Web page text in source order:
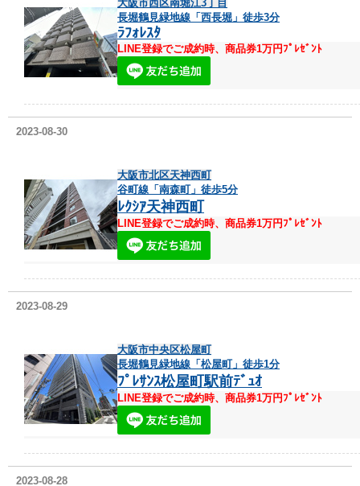
大阪市西区南堀江3丁目
長堀鶴見緑地線「西長堀」徒歩3分
ﾗﾌｫﾚｽﾀ
LINE登録でご成約時、商品券1万円ﾌﾟﾚｾﾞﾝﾄ
2023-08-30
大阪市北区天神西町
谷町線「南森町」徒歩5分
ﾚｸｼｱ天神西町
LINE登録でご成約時、商品券1万円ﾌﾟﾚｾﾞﾝﾄ
2023-08-29
大阪市中央区松屋町
長堀鶴見緑地線「松屋町」徒歩1分
ﾌﾟﾚｻﾝｽ松屋町駅前ﾃﾞｭｵ
LINE登録でご成約時、商品券1万円ﾌﾟﾚｾﾞﾝﾄ
2023-08-28